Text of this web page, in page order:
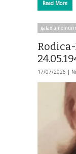
Read More
galaxia
17/07/2026 |